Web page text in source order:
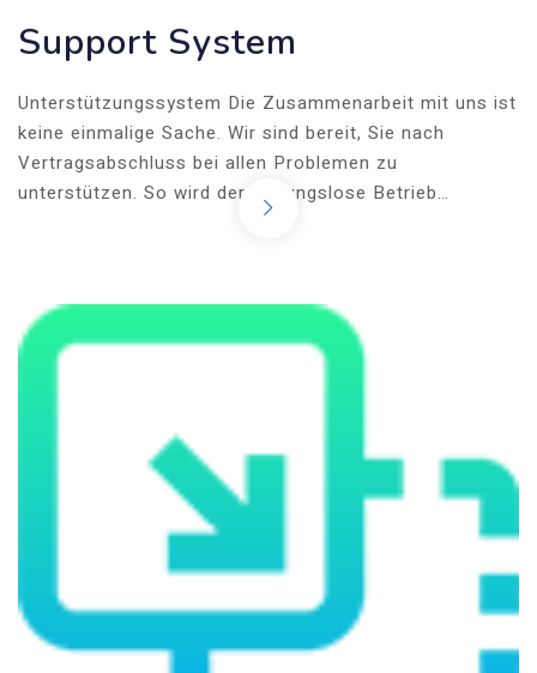
Support System
Unterstützungssystem Die Zusammenarbeit mit uns ist
keine einmalige Sache. Wir sind bereit, Sie nach
Vertragsabschluss bei allen Problemen zu
unterstützen. So wird der reibungslose Betrieb…